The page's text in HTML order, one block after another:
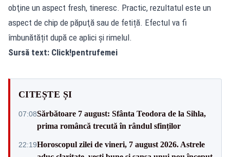
obţine un aspect fresh, tineresc. Practic, rezultatul este un
aspect de chip de păpuţă sau de fetiță. Efectul va fi
îmbunătățit după ce aplici şi rimelul.
Sursă text: Click!pentrufemei
CITEȘTE ȘI
07:08Sărbătoare 7 august: Sfânta Teodora de la Sihla,
prima româncă trecută în rândul sfinților
22:19Horoscopul zilei de vineri, 7 august 2026. Astrele